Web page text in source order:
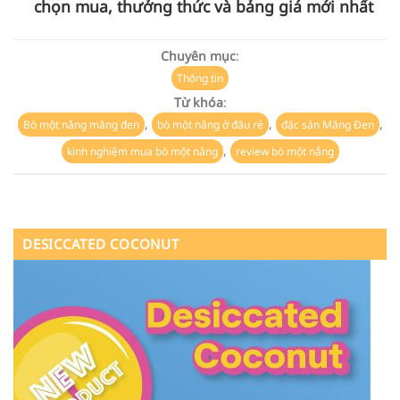
chọn mua, thưởng thức và bảng giá mới nhất
Chuyên mục:
Thông tin
Từ khóa:
Bò một nắng măng đen , bò một nắng ở đâu rẻ , đặc sản Măng Đen ,
kinh nghiệm mua bò một nắng , review bò một nắng
DESICCATED COCONUT